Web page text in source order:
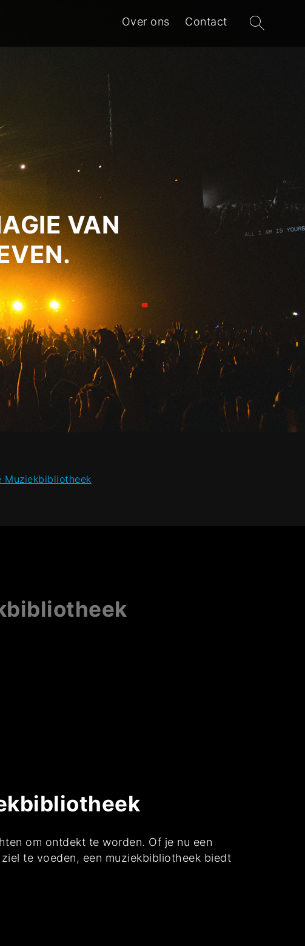
Over ons Contact
Zoeken
naar:
VAN
Muziekbibliotheek
om ontdekt te worden. Of je nu een
te voeden, een muziekbibliotheek biedt